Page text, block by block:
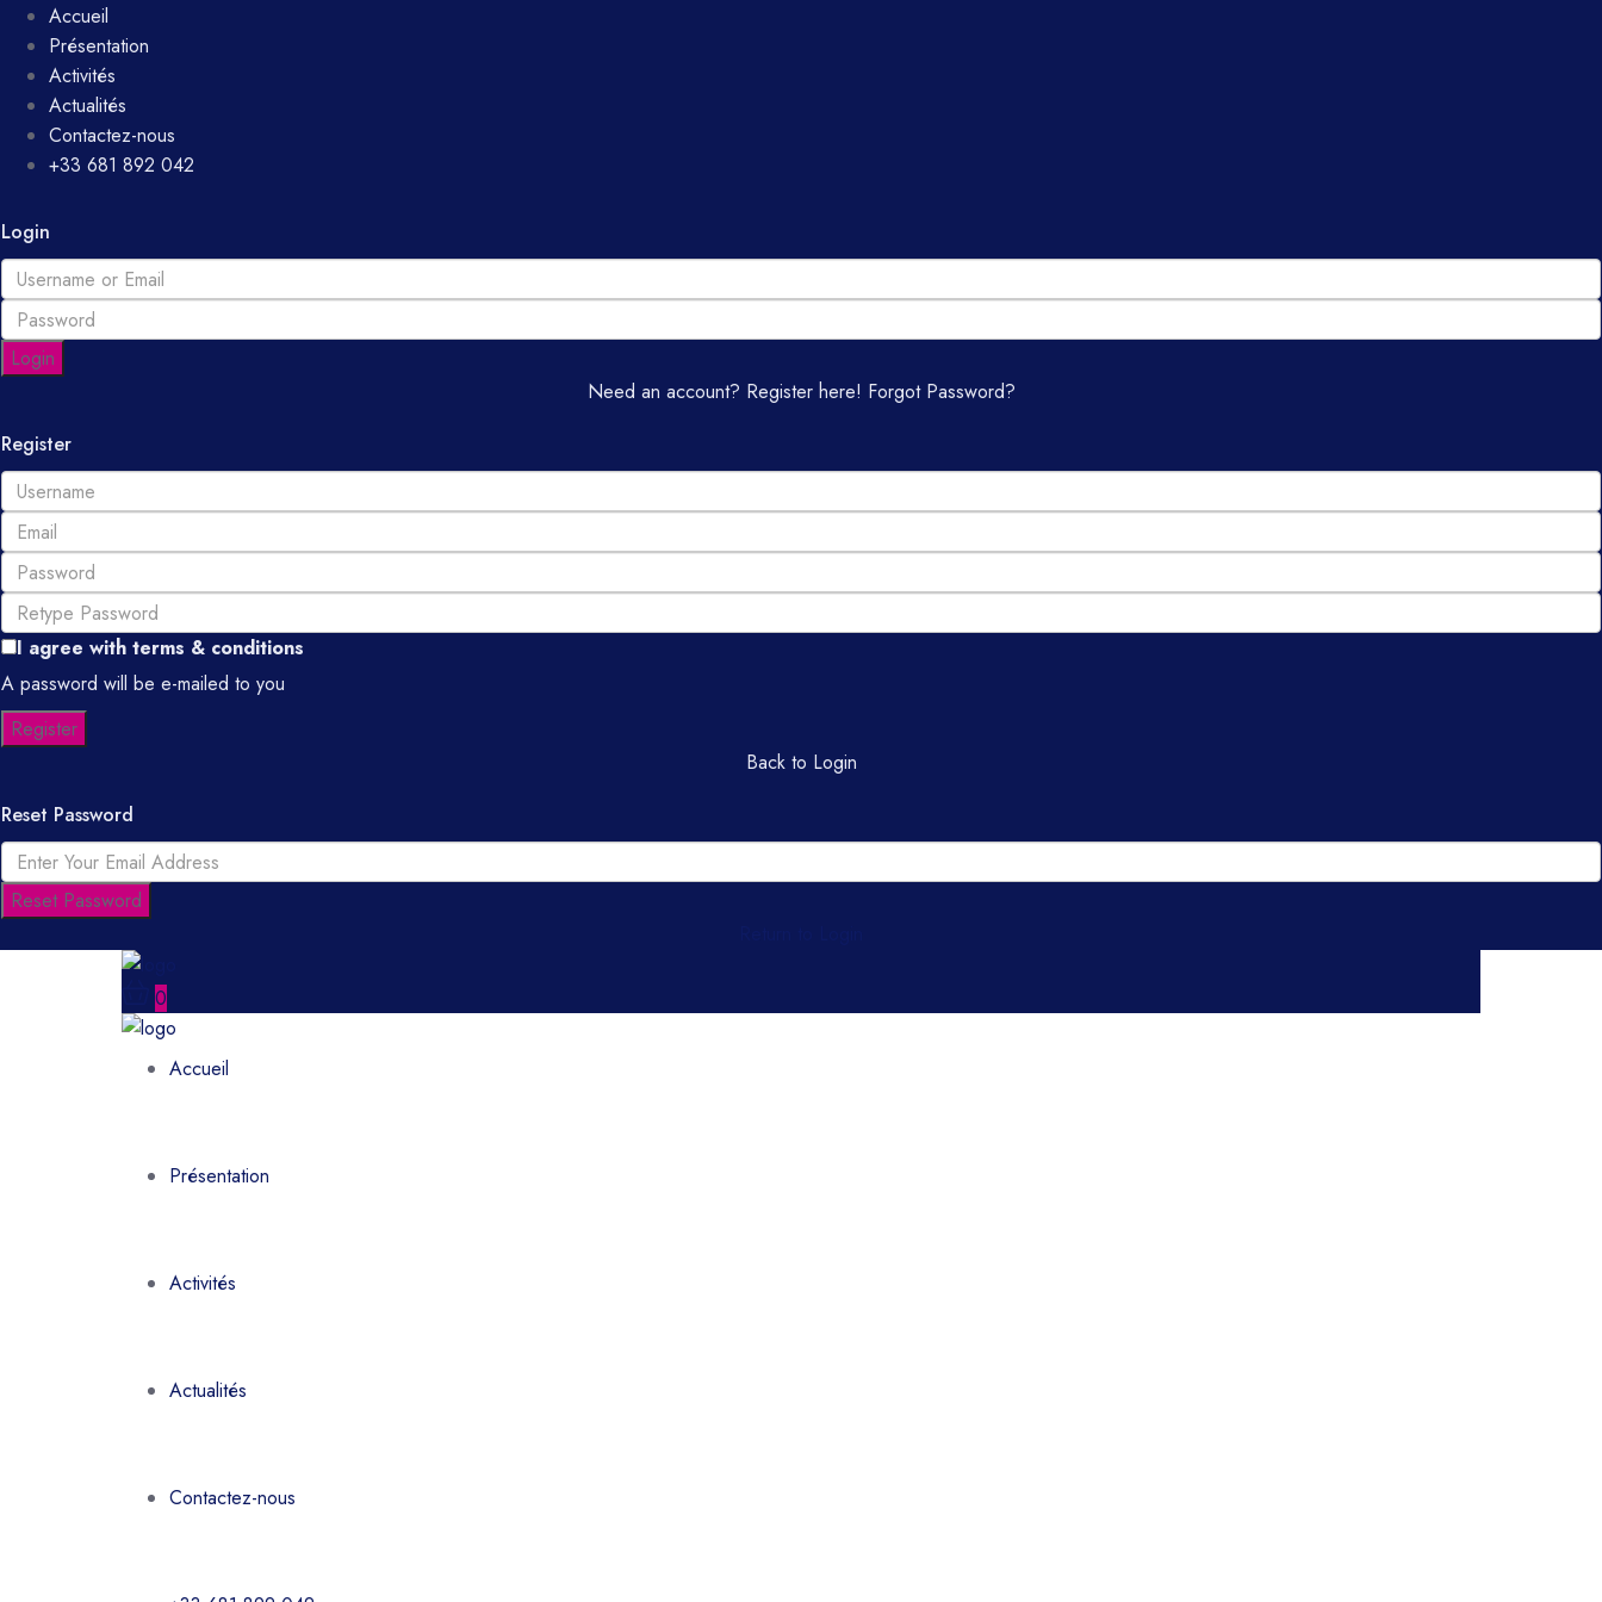
Accueil
Présentation
Activités
Actualités
Contactez-nous
+33 681 892 042
Login
Login
Need an account? Register here! Forgot Password?
Register
I agree with terms & conditions
A password will be e-mailed to you
Register
Back to Login
Reset Password
Reset Password
0
Accueil
Présentation
Activités
Actualités
Contactez-nous